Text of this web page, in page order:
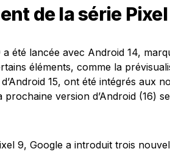
de la série
a été lancée avec Android 14,
éléments, comme la
15, ont été intégrés aux
prochaine version d’Android (16)
9, Google a introduit trois